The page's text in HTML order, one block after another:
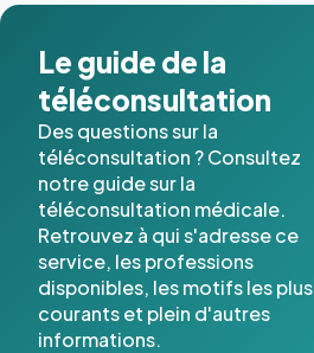
Le guide de la
téléconsultation
Des questions sur la
téléconsultation ? Consultez
notre guide sur la
téléconsultation médicale.
Retrouvez à qui s'adresse ce
service, les professions
disponibles, les motifs les plus
courants et plein d'autres
informations.